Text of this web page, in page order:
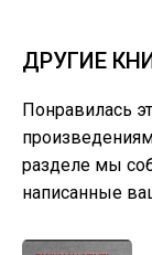
ДРУГИЕ
Понравилась
разделе мы
написанные